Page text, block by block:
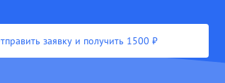
50 мин 2 года
заявку и получить 1500 ₽